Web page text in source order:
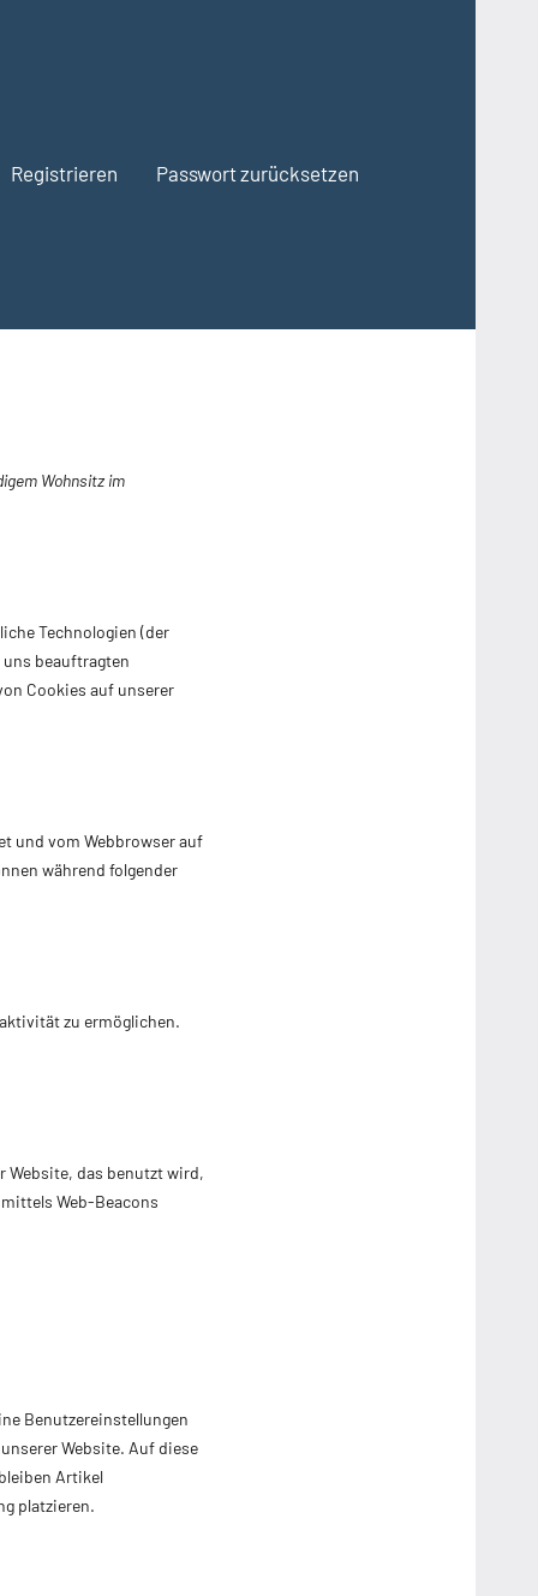
Registrieren Passwort zurücksetzen
Wohnsitz im
Technologien (der
uns beauftragten
Cookies auf unserer
und vom Webbrowser auf
während folgender
zu ermöglichen.
Website, das benutzt wird,
Web-Beacons
Benutzereinstellungen
Website. Auf diese
Artikel
platzieren.